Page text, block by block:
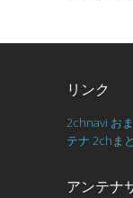
リンク
2chnavi お
テナ 2chま
アンテナ